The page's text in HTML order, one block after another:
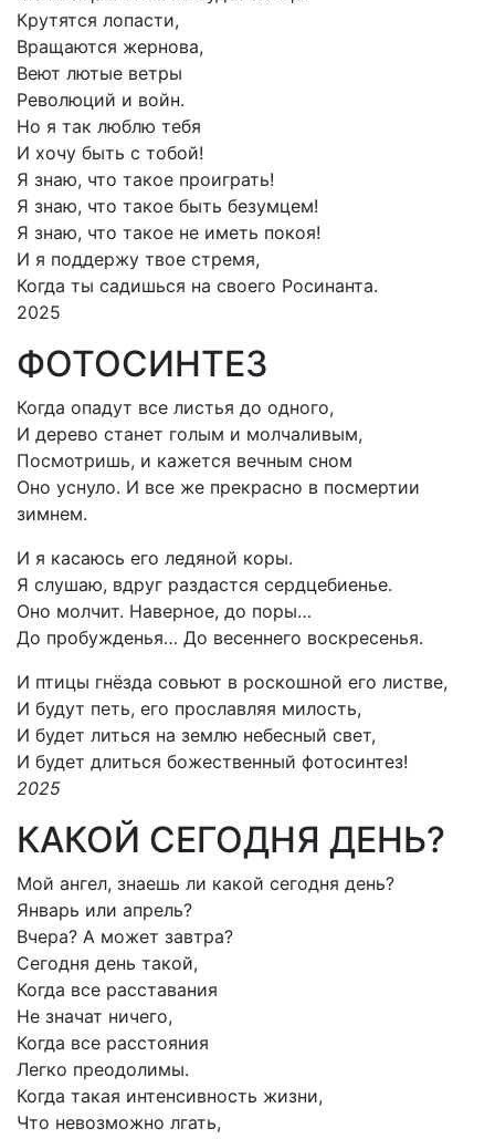
Крутятся лопасти,
Вращаются жернова,
Веют лютые ветры
Революций и войн.
Но я так люблю тебя
И хочу быть с тобой!
Я знаю, что такое проиграть!
Я знаю, что такое быть безумцем!
Я знаю, что такое не иметь покоя!
И я поддержу твое стремя,
Когда ты садишься на своего Росинанта.
2025
ФОТОСИНТЕЗ
Когда опадут все листья до одного,
И дерево станет голым и молчаливым,
Посмотришь, и кажется вечным сном
Оно уснуло. И все же прекрасно в посмертии
зимнем.
И я касаюсь его ледяной коры.
Я слушаю, вдруг раздастся сердцебиенье.
Оно молчит. Наверное, до поры…
До пробужденья… До весеннего воскресенья.
И птицы гнёзда совьют в роскошной его листве,
И будут петь, его прославляя милость,
И будет литься на землю небесный свет,
И будет длиться божественный фотосинтез!
2025
КАКОЙ СЕГОДНЯ ДЕНЬ?
Мой ангел, знаешь ли какой сегодня день?
Январь или апрель?
Вчера? А может завтра?
Сегодня день такой,
Когда все расставания
Не значат ничего,
Когда все расстояния
Легко преодолимы.
Когда такая интенсивность жизни,
Что невозможно лгать,